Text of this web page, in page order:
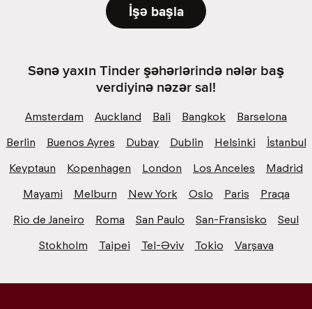
İşə başla
Sənə yaxın Tinder şəhərlərində nələr baş
verdiyinə nəzər sal!
Amsterdam Auckland Bali Bangkok
Barselona
Berlin
Buenos Ayres Dubay Dublin Helsinki
İstanbul
Keyptaun
Kopenhagen London Los Anceles
Madrid
Mayami
Melburn New York Oslo Paris
Praqa
Rio de Janeiro
Roma San Paulo San-Fransisko
Seul
Stokholm
Taipei Tel-Əviv Tokio Varşava